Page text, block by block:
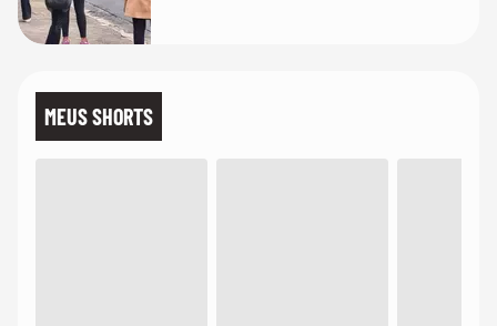
MEUS SHORTS